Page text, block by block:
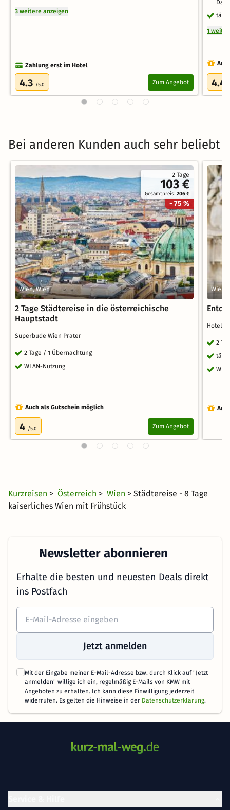
3 weitere anzeigen
Zahlung erst im Hotel
4.3 /5.0 Zum Angebot
1
4.4
Bei anderen Kunden auch sehr beliebt
2 Tage
103 €
Gesamtpreis:206 €
- 75 %
Wien, Wien
2 Tage Städtereise in die österreichische
Hauptstadt
Superbude Wien Prater
2 Tage / 1 Übernachtung
WLAN-Nutzung
Auch als Gutschein möglich
4 /5.0 Zum Angebot
Wien,
Hotel
2
Kurzreisen > Österreich > Wien > Städtereise - 8 Tage
kaiserliches Wien mit Frühstück
Newsletter abonnieren
Erhalte die besten und neuesten Deals direkt
ins Postfach
Jetzt anmelden
Mit der Eingabe meiner E-Mail-Adresse bzw. durch Klick auf "Jetzt
anmelden" willige ich ein, regelmäßig E-Mails von KMW mit
Angeboten zu erhalten. Ich kann diese Einwilligung jederzeit
widerrufen. Es gelten die Hinweise in der Datenschutzerklärung.